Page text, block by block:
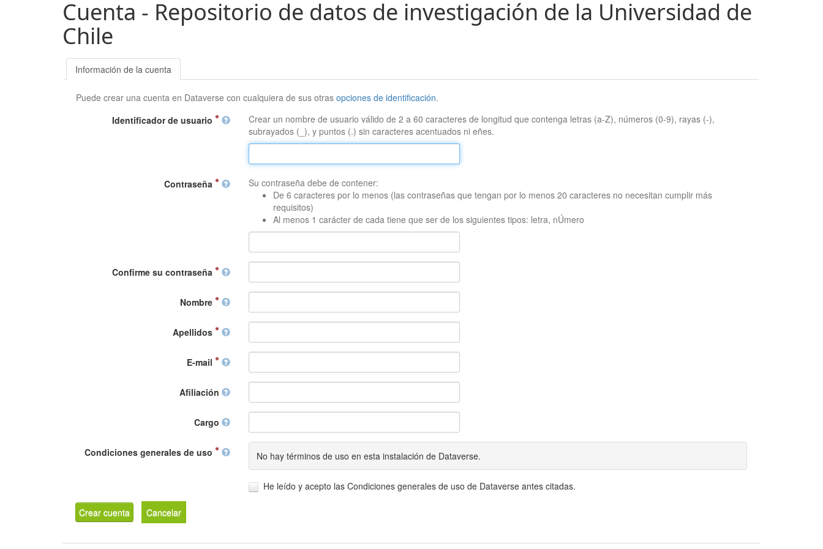
Cuenta - Repositorio de datos de investigación de la Universidad de
Chile
Información de la cuenta
Puede crear una cuenta en Dataverse con cualquiera de sus otrasopciones de identificación.
Identificador de usuario
Crear un nombre de usuario válido de 2 a 60 caracteres de longitud que contenga letras (a-Z), números (0-9), rayas (-),
subrayados (_), y puntos (.) sin caracteres acentuados ni eñes.
Contraseña
Su contraseña debe de contener:
De 6 caracteres por lo menos (las contraseñas que tengan por lo menos 20 caracteres no necesitan cumplir más
requisitos)
Al menos 1 carácter de cada tiene que ser de los siguientes tipos: letra, nÚmero
Confirme su contraseña
Nombre
Apellidos
E-mail
Afiliación
Cargo
Condiciones generales de uso No hay términos de uso en esta instalación de Dataverse.
He leído y acepto las Condiciones generales de uso de Dataverse antes citadas.
Crear cuenta Cancelar